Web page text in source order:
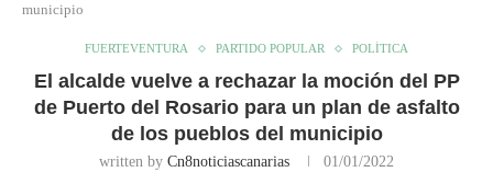
municipio
FUERTEVENTURA PARTIDO POPULAR POLÍTICA
El alcalde vuelve a rechazar la moción del PP
de Puerto del Rosario para un plan de asfalto
de los pueblos del municipio
written by Cn8noticiascanarias 01/01/2022